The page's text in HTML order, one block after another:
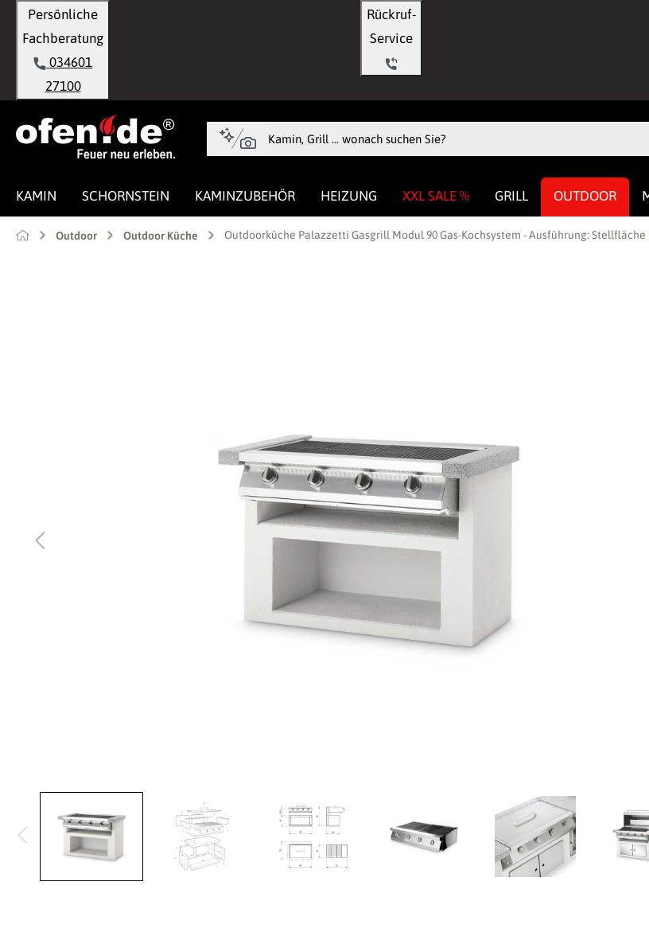
Zur Hauptnavigation springen
Persönliche
Fachberatung
034601
27100
Rückruf-
KAMIN SCHORNSTEIN KAMINZUBEHÖR HEIZUNG XXL SALE % GRILL OUTDOOR
Outdoor Outdoor Küche Outdoorküche Palazzetti Gasgrill Modul 90 Gas-Kochsystem - Ausführung: Stellfläche